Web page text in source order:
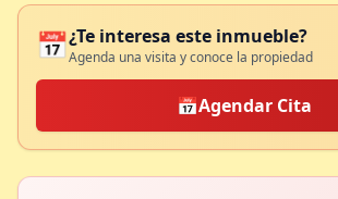
📅¿Te interesa este inmueble?
Agenda una visita y conoce la propiedad
📅Agendar Cita